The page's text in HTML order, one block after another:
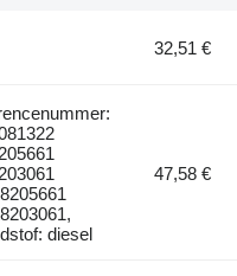
32,51 €
diesel
47,58 €